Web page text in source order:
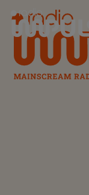
Radio Impuls